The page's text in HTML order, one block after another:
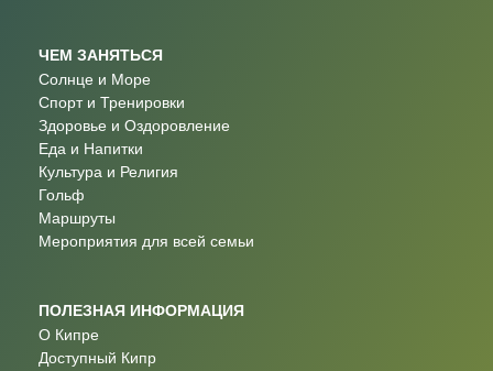
ЧЕМ ЗАНЯТЬСЯ
Солнце и Море
Спорт и Тренировки
Здоровье и Оздоровление
Еда и Напитки
Культура и Религия
Гольф
Маршруты
Мероприятия для всей семьи
ПОЛЕЗНАЯ ИНФОРМАЦИЯ
О Кипре
Доступный Кипр